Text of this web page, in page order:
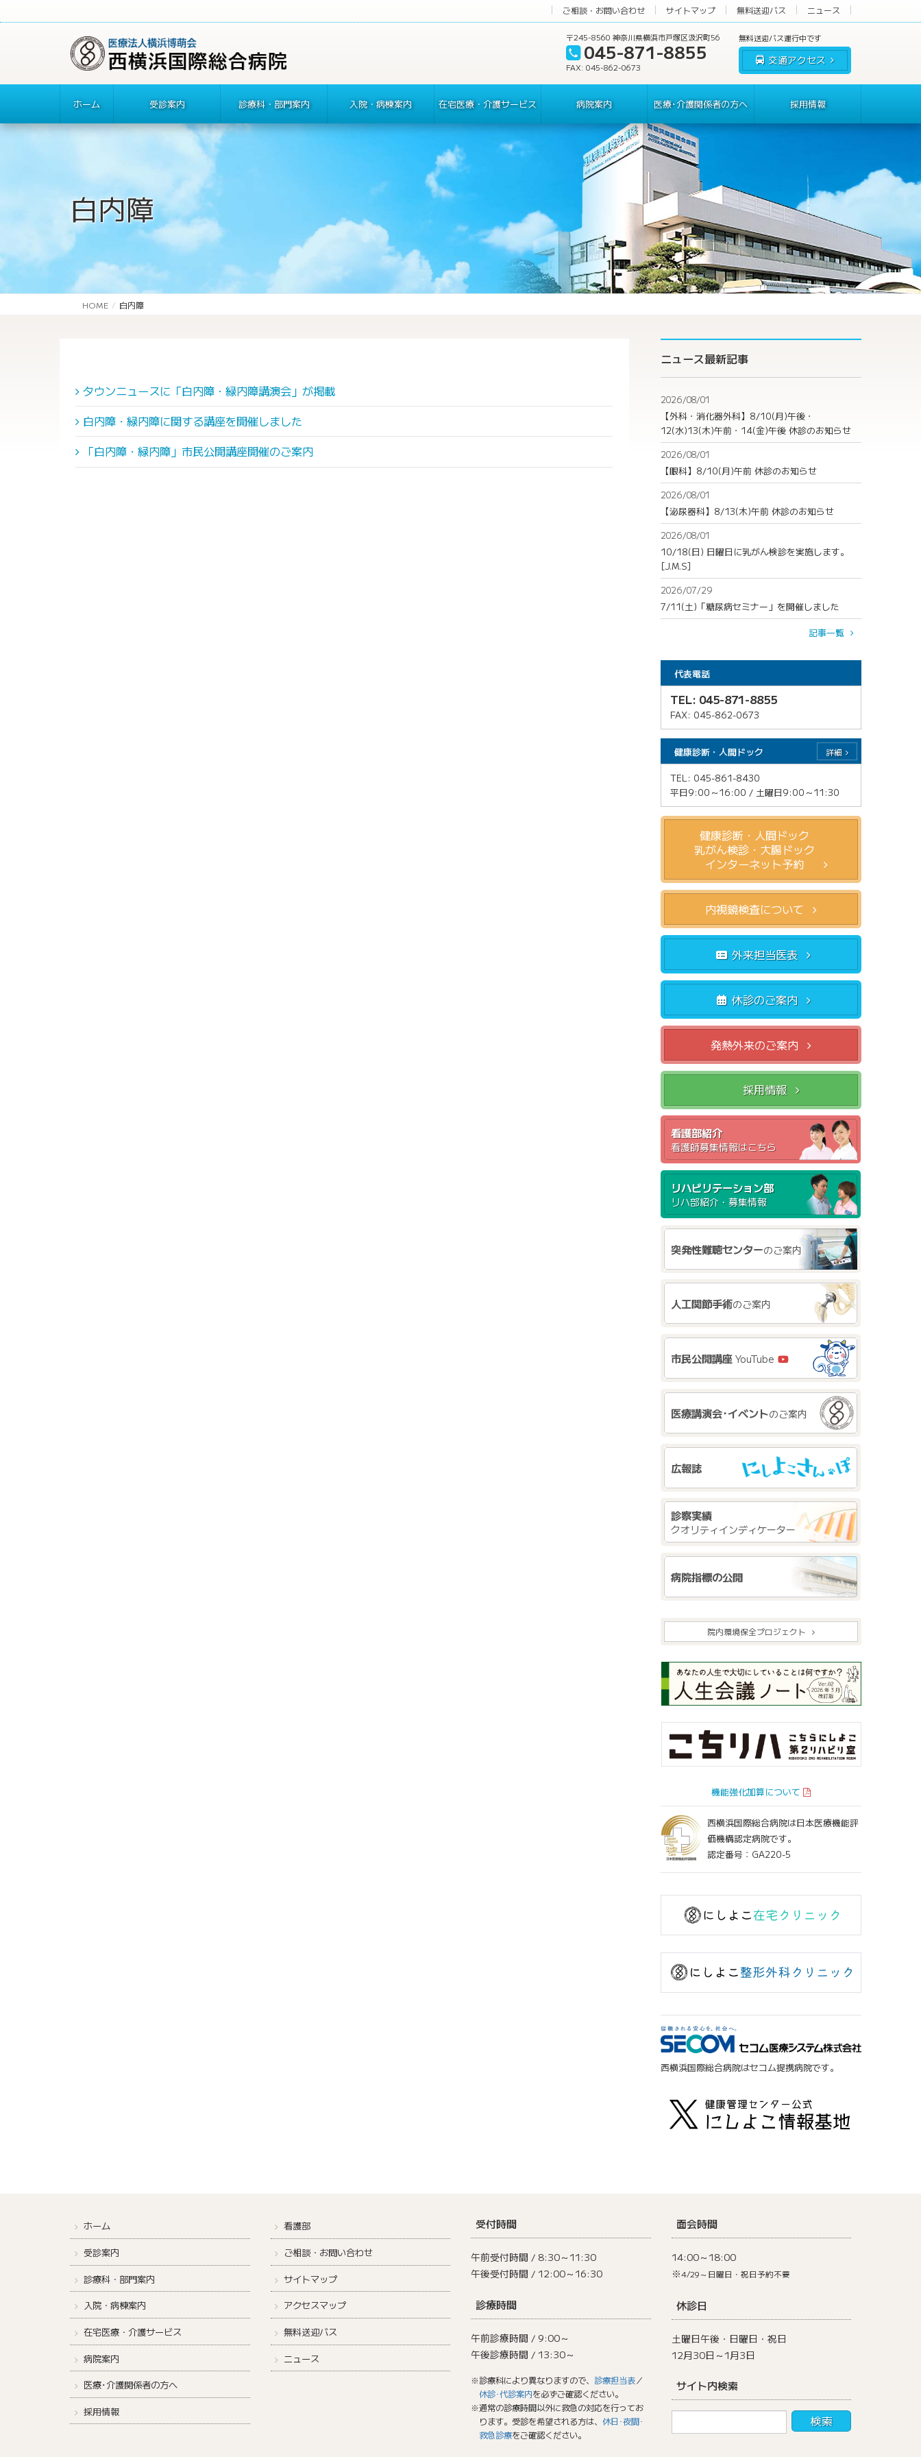
ご相談・お問い合わせ サイトマップ 無料送迎バス ニュース
〒245-8560 神奈川県横浜市戸塚区汲沢町56
045-871-8855
FAX: 045-862-0673
交通アクセス
ホーム 受診案内 診療科・部門案内 入院・病棟案内 在宅医療・介護サービス 病院案内 医療･介護関係者の方へ 採用情報
白内障
HOME 白内障
タウンニュースに「白内障・緑内障講演会」が掲載
白内障・緑内障に関する講座を開催しました
「白内障・緑内障」市民公開講座開催のご案内
ニュース最新記事
2026/08/01
【外科・消化器外科】8/10(月)午後・
12(水)13(木)午前・14(金)午後 休診のお知らせ
2026/08/01
【眼科】8/10(月)午前 休診のお知らせ
2026/08/01
【泌尿器科】8/13(木)午前 休診のお知らせ
2026/08/01
10/18(日) 日曜日に乳がん検診を実施します。
[J.M.S]
2026/07/29
7/11(土)「糖尿病セミナー」を開催しました
記事一覧
代表電話
TEL: 045-871-8855
FAX: 045-862-0673
健康診断・人間ドック
TEL: 045-861-8430
平日9:00～16:00 / 土曜日9:00～11:30
詳細
健康診断・人間ドック
乳がん検診・大腸ドック
インターネット予約
内視鏡検査について
外来担当医表
休診のご案内
発熱外来のご案内
採用情報
看護部紹介
看護師募集情報はこちら
リハビリテーション部
リハ部紹介・募集情報
突発性難聴センターのご案内
人工関節手術のご案内
市民公開講座 YouTube
医療講演会･イベントのご案内
広報誌
診察実績
クオリティインディケーター
病院指標の公開
院内環境保全プロジェクト
機能強化加算について
西横浜国際総合病院は日本医療機能評
価機構認定病院です。
認定番号：GA220-5
西横浜国際総合病院はセコム提携病院です。
ホーム
受診案内
診療科・部門案内
入院・病棟案内
在宅医療・介護サービス
病院案内
医療･介護関係者の方へ
採用情報
看護部
ご相談・お問い合わせ
サイトマップ
アクセスマップ
無料送迎バス
ニュース
受付時間
午前受付時間 / 8:30～11:30
午後受付時間 / 12:00～16:30
診療時間
午前診療時間 / 9:00～
午後診療時間 / 13:30～
※診療科により異なりますので、 診療担当表／
休診･代診案内を必ずご確認ください。
※通常の診療時間以外に救急の対応を行ってお
ります。受診を希望される方は、休日･夜間･
救急診療をご確認ください。
面会時間
14:00～18:00
※4/29～日曜日・祝日予約不要
休診日
土曜日午後・日曜日・祝日
12月30日～1月3日
サイト内検索